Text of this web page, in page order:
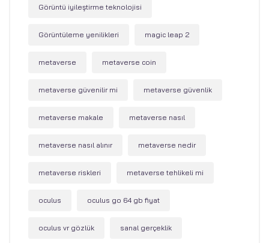
Görüntü iyileştirme teknolojisi
Görüntüleme yenilikleri magic leap 2
metaverse metaverse coin
metaverse güvenilir mi metaverse güvenlik
metaverse makale metaverse nasıl
metaverse nasıl alınır metaverse nedir
metaverse riskleri metaverse tehlikeli mi
oculus oculus go 64 gb fiyat
oculus vr gözlük sanal gerçeklik